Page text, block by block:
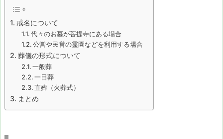
戒名について
代々のお墓が菩提寺にある場合
公営や民営の霊園などを利用する場合
葬儀の形式について
一般葬
一日葬
直葬（火葬式）
まとめ